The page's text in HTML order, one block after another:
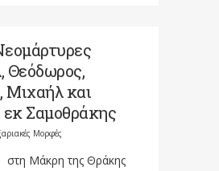
Θεόδωρος,
Μιχαήλ και
εκ Σαμοθράκης
Μορφές
Μάκρη της Θράκης